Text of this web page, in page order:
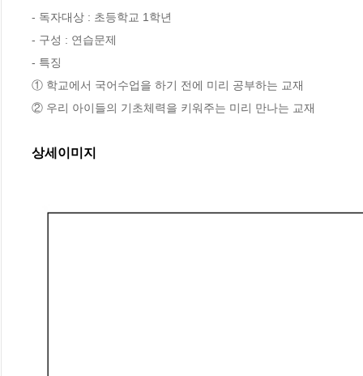
- 독자대상 : 초등학교 1학년
- 구성 : 연습문제
- 특징
① 학교에서 국어수업을 하기 전에 미리 공부하는 교재
② 우리 아이들의 기초체력을 키워주는 미리 만나는 교재
상세이미지